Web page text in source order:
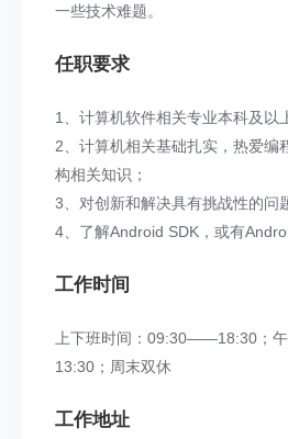
一些技术难题。
任职要求
1、计算机软件相关专业本科及以
2、计算机相关基础扎实，热爱编
构相关知识；
3、对创新和解决具有挑战性的问
4、了解Android SDK，或有
工作时间
上下班时间：09:30——18:30；
13:30；周末双休
工作地址